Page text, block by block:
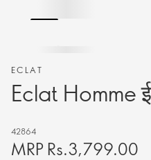
ECLAT
Eclat Homme
42864
MRP Rs.3,799.00